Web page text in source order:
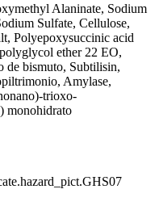
Alaninate, Sodium
Sulfate, Cellulose,
Polyepoxysuccinic acid
ether 22 EO,
de bismuto, Subtilisin,
Amylase,
trioxo-
monohidrato